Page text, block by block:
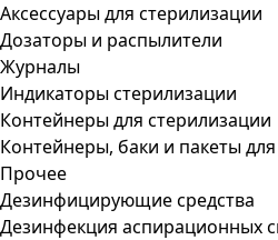
Аксессуары для стерилизации
Дозаторы и распылители
Журналы
Индикаторы стерилизации
Контейнеры для стерилизации
Контейнеры, баки и пакеты
Прочее
Дезинфицирующие средства
Дезинфекция аспирационных